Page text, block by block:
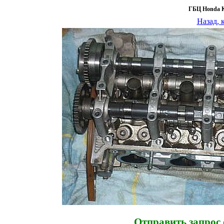
ГБЦ Honda
Назад,